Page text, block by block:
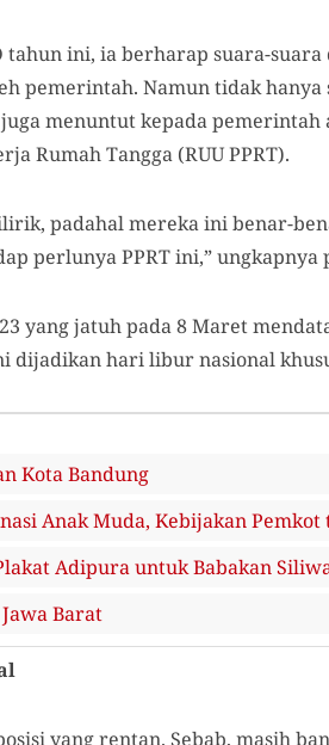
tahun ini, ia berharap suara-
pemerintah. Namun tidak
menuntut kepada pemerintah
Rumah Tangga (RUU PPRT).
padahal mereka ini benar-
perlunya PPRT ini,” ungkapnya
yang jatuh pada 8 Maret
dijadikan hari libur nasional
Kota Bandung
Anak Muda, Kebijakan
Adipura untuk Babakan
Barat
yang rentan. Sebab, masih